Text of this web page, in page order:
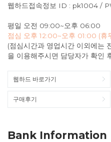
웹하드접속정보 ID : pk1004 /
평일 오전 09:00~오후 06:00
점심 오후 12:00~오후 01:00 (휴
(점심시간과 영업시간 이외에는
을 이용해주시면 담당자가 확인
웹하드 바로가기
구매후기
Bank Information